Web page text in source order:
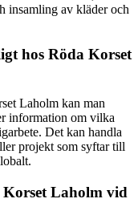
insamling av kläder och
hos Röda Korset
Laholm kan man
information om vilka
Det kan handla
projekt som syftar till
Laholm vid